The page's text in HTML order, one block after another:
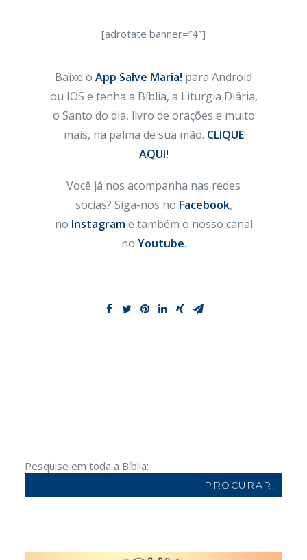
[adrotate banner=”4″]
Baixe o App Salve Maria! para Android
ou IOS e tenha a Bíblia, a Liturgia Diária,
o Santo do dia, livro de orações e muito
mais, na palma de sua mão. CLIQUE
AQUI!
Você já nos acompanha nas redes
socias? Siga-nos no Facebook,
no Instagrame também o nosso canal
no Youtube.
Pesquise em toda a Bíblia: